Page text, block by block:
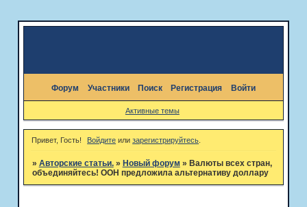
Форум Участники Поиск Регистрация Войти
Активные темы
Привет, Гость! Войдите илизарегистрируйтесь
» Авторские статьи. » Новый форум » Валюты всех стран,
объединяйтесь! ООН предложила альтернативу доллару